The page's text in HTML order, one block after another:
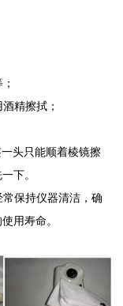
精擦拭；
头只能顺着棱镜擦
下。
保持仪器清洁，确
用寿命。